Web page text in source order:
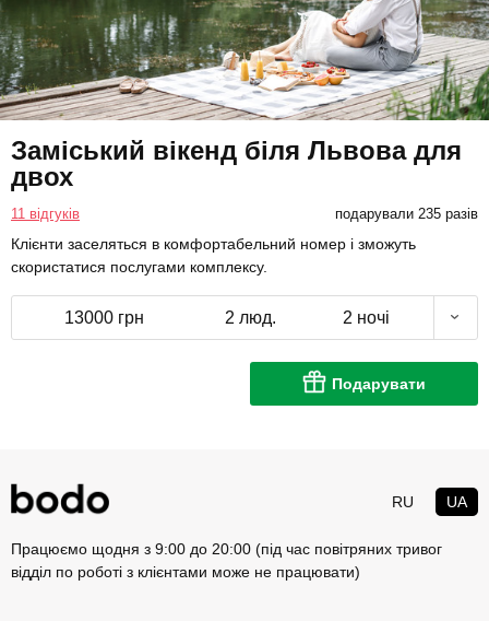
Заміський вікенд біля Львова для
двох
11 відгуків подарували 235 разів
Клієнти заселяться в комфортабельний номер і зможуть
скористатися послугами комплексу.
13000 грн 2 люд. 2 ночі
Подарувати
RU UA
Працюємо щодня з 9:00 до 20:00 (під час повітряних тривог
відділ по роботі з клієнтами може не працювати)